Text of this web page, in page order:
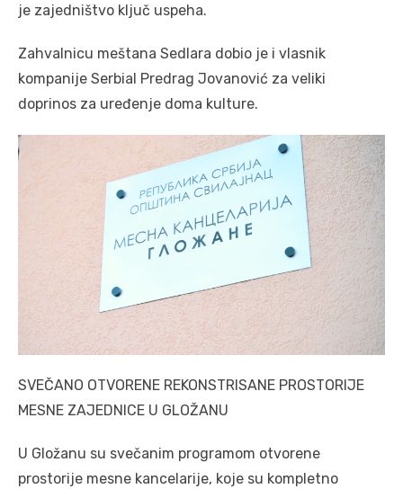
je zajedništvo ključ uspeha.
Zahvalnicu meštana Sedlara dobio je i vlasnik
kompanije Serbial Predrag Jovanović za veliki
doprinos za uređenje doma kulture.
SVEČANO OTVORENE REKONSTRISANE PROSTORIJE
MESNE ZAJEDNICE U GLOŽANU
U Gložanu su svečanim programom otvorene
prostorije mesne kancelarije, koje su kompletno